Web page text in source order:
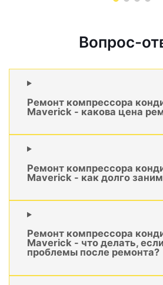
Вопрос-
Ремонт компрессора
Maverick - какова цена
Ремонт компрессора
Maverick - как долго
Ремонт компрессора
Maverick - что делать,
проблемы после ремонта?